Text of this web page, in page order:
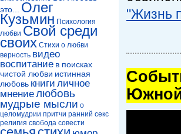
"Жизнь
это...
Олег
Кузьмин Психология
любви Свой среди
своих Стихи о любви
верность видео
воспитание в поисках
чистой любви истинная
любовь книги личное
мнениелюбовь
мудрые мысли о
целомудрии притчи ранний секс
религия свобода совести